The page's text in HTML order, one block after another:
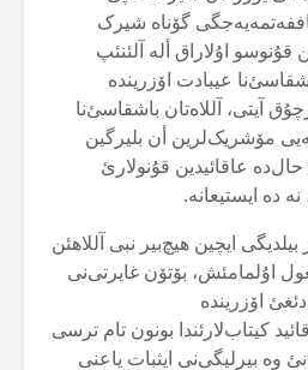
عاففەتمەیەجگی گۆناە شیرک
قۇنوسو اۇلاراق ألە آلئنئپ
عیبادت اۆزریندە
آیتی، آللاەتان باشقاسئ‌نا
مۆشریک‌لرین أن بلیرگین
عاقائیدین قۇنولارئ
دە ایستیعانە.
ایچین هیچ‌بیر نبی آللاهئن
اۇلمامئش، بۆتۆن غایرتی‌نی
اۆزریندە
کیتاب‌لارئندا بونون تام ترسی
وە بیرلیگی‌نی ایثبات یاعنی